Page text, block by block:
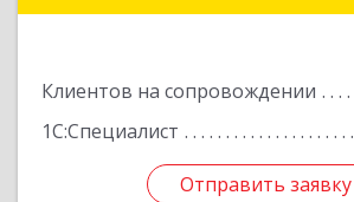
Клиентов на сопровождении
1С:Специалист
Отправить заявку
Отправить заявку